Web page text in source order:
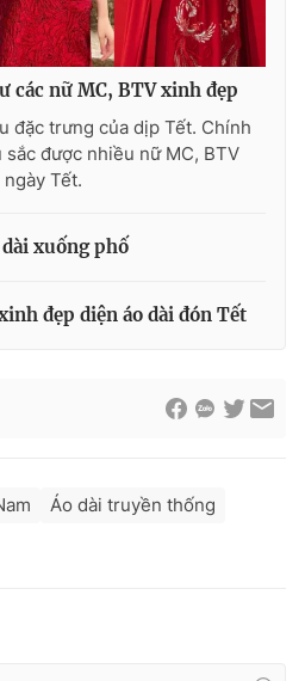
các nữ MC, BTV xinh đẹp
đặc trưng của dịp Tết. Chính
sắc được nhiều nữ MC, BTV
Tết.
xuống phố
đẹp diện áo dài đón Tết
Áo dài truyền thống